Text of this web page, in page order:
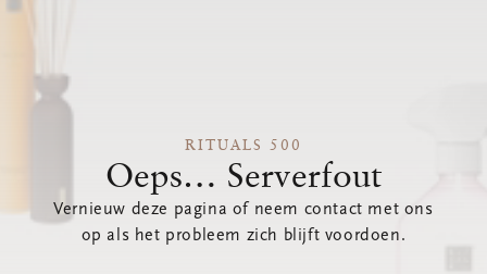
RITUALS 500
Oeps… Serverfout
Vernieuw deze pagina of neem contact met ons
op als het probleem zich blijft voordoen.